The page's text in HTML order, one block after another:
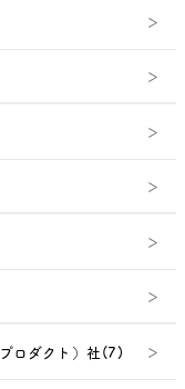
ロダクト）社(7)